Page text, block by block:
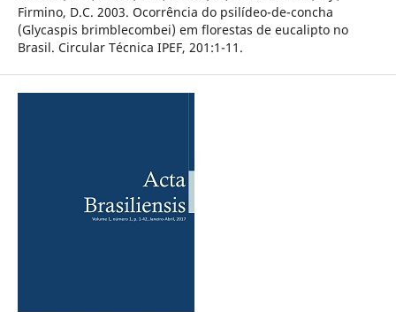
Firmino, D.C. 2003. Ocorrência do psilídeo-de-concha
(Glycaspis brimblecombei) em florestas de eucalipto no
Brasil. Circular Técnica IPEF, 201:1-11.